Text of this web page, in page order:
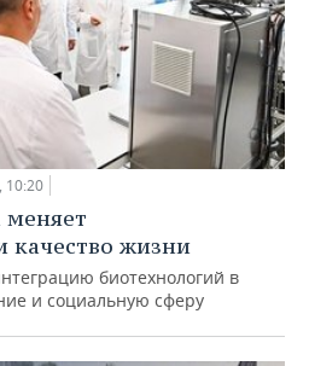
10:20
жизни
биотехнологий в
и социальную сферу